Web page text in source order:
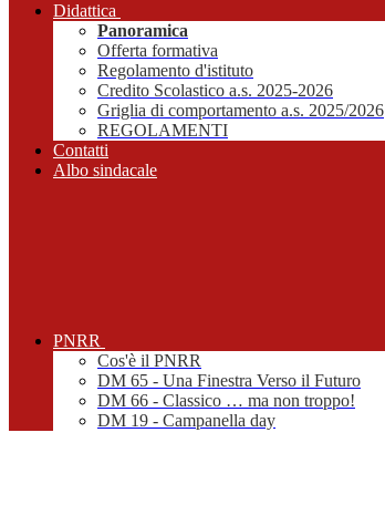
Didattica
Panoramica
Offerta formativa
Regolamento d'istituto
Credito Scolastico a.s. 2025-2026
Griglia di comportamento a.s. 2025/2026
REGOLAMENTI
Contatti
Albo sindacale
PNRR
Cos'è il PNRR
DM 65 - Una Finestra Verso il Futuro
DM 66 - Classico … ma non troppo!
DM 19 - Campanella day